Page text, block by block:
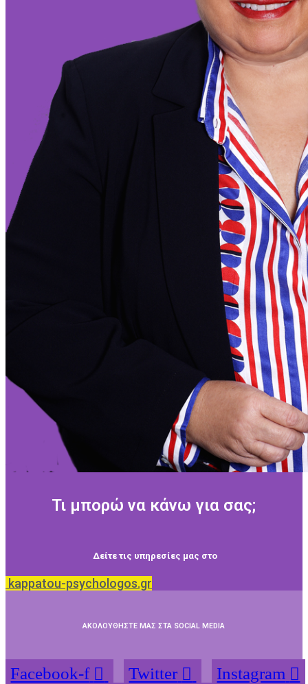
Τι μπορώ να κάνω για σας;
Δείτε τις υπηρεσίες μας στο
kappatou-psychologos.gr
ΑΚΟΛΟΥΘΗΣΤΕ ΜΑΣ ΣΤΑ SOCIAL MEDIA
Facebook-f Twitter
Instagram